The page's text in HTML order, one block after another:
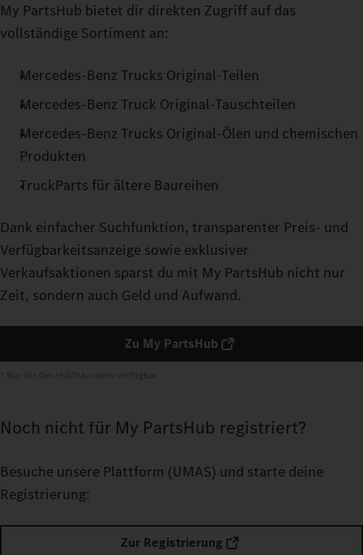
My PartsHub bietet dir direkten Zugriff auf das
vollständige Sortiment an:
Mercedes‑Benz Trucks Original-Teilen
Mercedes‑Benz Truck Original-Tauschteilen
Mercedes‑Benz Trucks Original-Ölen und chemischen
Produkten
TruckParts für ältere Baureihen
Dank einfacher Suchfunktion, transparenter Preis- und
Verfügbarkeitsanzeige sowie exklusiver
Verkaufsaktionen sparst du mit My PartsHub nicht nur
Zeit, sondern auch Geld und Aufwand.
Zu My PartsHub
Noch nicht für My PartsHub registriert?
Besuche unsere Plattform (UMAS) und starte deine
Registrierung:
Zur Registrierung